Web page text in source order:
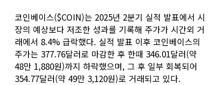
코인베이스($COIN)는 2025년 2분기 실적 발표에서 시
장의 예상보다 저조한 성과를 기록해 주가가 시간외 거
래에서 8.4% 급락했다. 실적 발표 이후 코인베이스의
주가는 377.76달러로 마감한 후 한때 346.01달러(약
48만 1,880원)까지 하락했으며, 그 후 일부 회복되어
354.77달러(약 49만 3,120원)로 거래되고 있다.